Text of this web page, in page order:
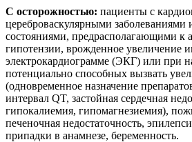
С осторожностью: пациенты с
цереброваскулярными заболеваниями
состояниями, предрасполагающими к
гипотензии, врожденное увеличение
электрокардиограмме (ЭКГ) или при
потенциально способных вызвать
(одновременное назначение
интервал QT, застойная сердечная
гипокалиемия, гипомагнезиемия),
печеночная недостаточность,
припадки в анамнезе, беременность.